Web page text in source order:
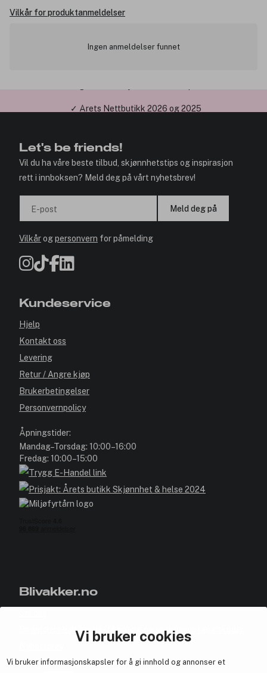
Vi bruker cookies
Vi bruker informasjonskapsler for å gi innhold og annonser et
Vilkår for produktanmeldelser
Ingen anmeldelser funnet
Let's be friends!
Vil du ha våre beste tilbud, skjønnhetstips og inspirasjon
rett i innboksen? Meld deg på vårt nyhetsbrev!
E-post Meld deg på
Vilkårogpersonvern for påmelding
Kundeservice
Hjelp
Kontakt oss
Levering
Retur / Angre kjøp
Brukerbetingelser
Personvernpolicy
Åpningstider:
Mandag–Torsdag: 10:00–16:00
Fredag: 10:00–15:00
Blivakker.no
Bli medlem helt gratis - få poeng og eksklusive rabattkoder.
Samarbeid med oss